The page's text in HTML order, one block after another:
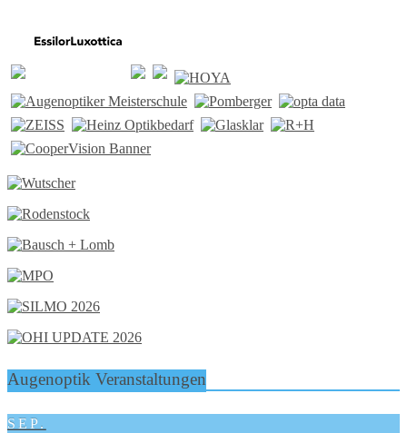
Augenoptik Veranstaltungen
SEP.